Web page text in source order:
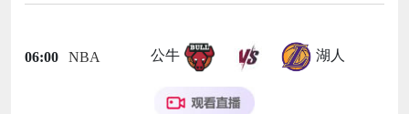
06:00 NBA 公牛 湖人